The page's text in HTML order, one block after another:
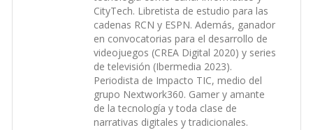
CityTech. Libretista de estudio para las
cadenas RCN y ESPN. Además, ganador
en convocatorias para el desarrollo de
videojuegos (CREA Digital 2020) y series
de televisión (Ibermedia 2023).
Periodista de Impacto TIC, medio del
grupo Nextwork360. Gamer y amante
de la tecnología y toda clase de
narrativas digitales y tradicionales.